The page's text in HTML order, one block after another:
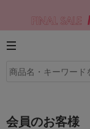
会員のお客様